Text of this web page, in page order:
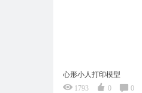
心形小人打印模型
1793
0 0